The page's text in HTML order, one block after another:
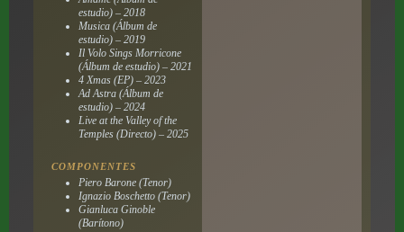
estudio) – 2018
Musica (Álbum de
estudio) – 2019
Il Volo Sings Morricone
(Álbum de estudio) – 2021
4 Xmas (EP) – 2023
Ad Astra (Álbum de
estudio) – 2024
Live at the Valley of the
Temples (Directo) – 2025
COMPONENTES
Piero Barone (Tenor)
Ignazio Boschetto (Tenor)
Gianluca Ginoble
(Barítono)